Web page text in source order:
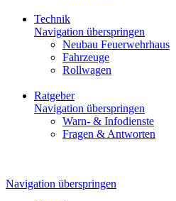
Technik
Navigation überspringen
Neubau Feuerwehrhaus
Fahrzeuge
Rollwagen
Ratgeber
Navigation überspringen
Warn- & Infodienste
Fragen & Antworten
Navigation überspringen